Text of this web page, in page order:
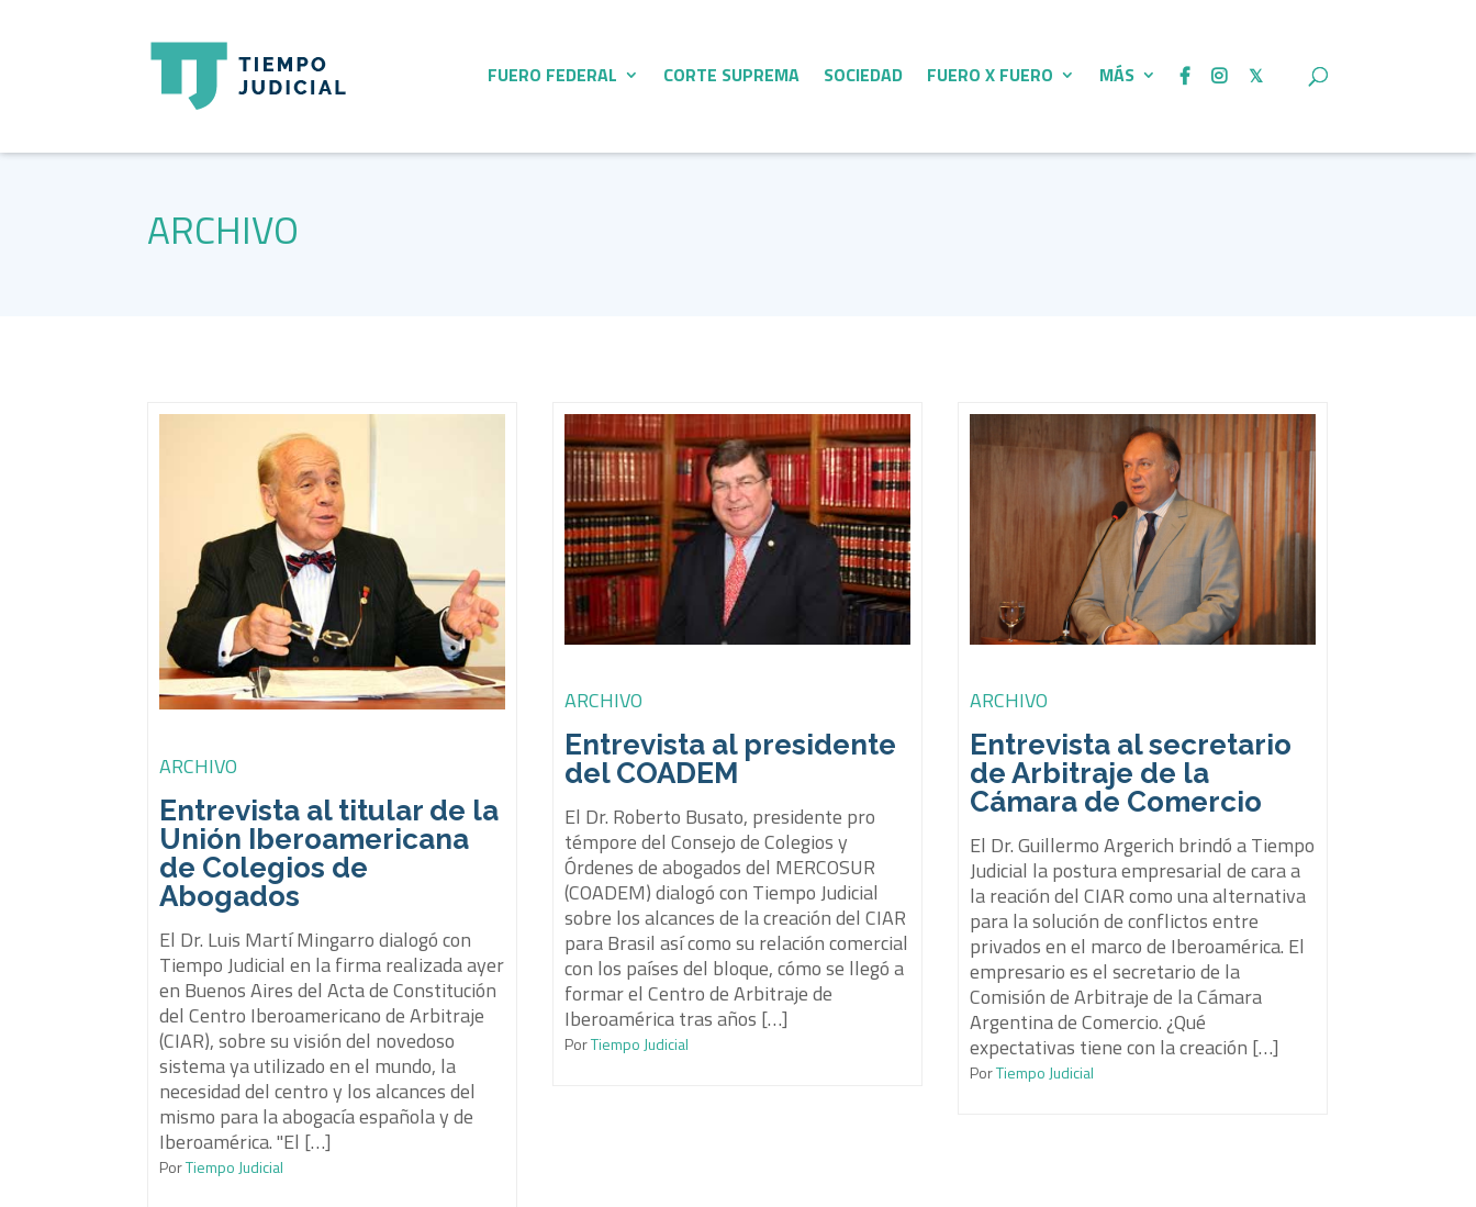
FUERO FEDERAL CORTE SUPREMA SOCIEDAD FUERO X FUERO MÁS
ARCHIVO
ARCHIVO
Entrevista al titular de la
Unión Iberoamericana
de Colegios de
Abogados
El Dr. Luis Martí Mingarro dialogó con
Tiempo Judicial en la firma realizada ayer
en Buenos Aires del Acta de Constitución
del Centro Iberoamericano de Arbitraje
(CIAR), sobre su visión del novedoso
sistema ya utilizado en el mundo, la
necesidad del centro y los alcances del
mismo para la abogacía española y de
Iberoamérica. "El […]
PorTiempo Judicial
ARCHIVO
Entrevista al presidente
del COADEM
El Dr. Roberto Busato, presidente pro
témpore del Consejo de Colegios y
Órdenes de abogados del MERCOSUR
(COADEM) dialogó con Tiempo Judicial
sobre los alcances de la creación del CIAR
para Brasil así como su relación comercial
con los países del bloque, cómo se llegó a
formar el Centro de Arbitraje de
Iberoamérica tras años […]
PorTiempo Judicial
ARCHIVO
Entrevista al secretario
de Arbitraje de la
Cámara de Comercio
El Dr. Guillermo Argerich brindó a Tiempo
Judicial la postura empresarial de cara a
la reación del CIAR como una alternativa
para la solución de conflictos entre
privados en el marco de Iberoamérica. El
empresario es el secretario de la
Comisión de Arbitraje de la Cámara
Argentina de Comercio. ¿Qué
expectativas tiene con la creación […]
PorTiempo Judicial